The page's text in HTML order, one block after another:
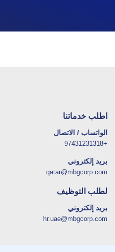
اطلب خدماتنا
الواتساب / الاتصال
+97431231318
بريد إلكتروني
qatar@mbgcorp.com
لطلب التوظيف
بريد إلكتروني
hr.uae@mbgcorp.com